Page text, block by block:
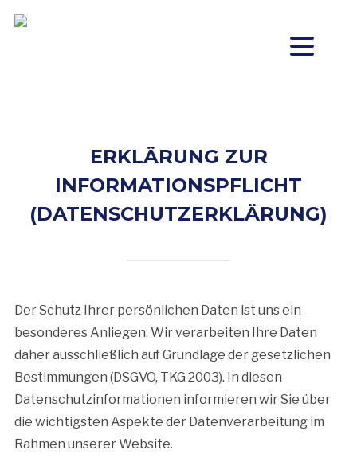
ERKLÄRUNG ZUR
INFORMATIONSPFLICHT
(DATENSCHUTZERKLÄRUNG)
Der Schutz Ihrer persönlichen Daten ist uns ein
besonderes Anliegen. Wir verarbeiten Ihre Daten
daher ausschließlich auf Grundlage der gesetzlichen
Bestimmungen (DSGVO, TKG 2003). In diesen
Datenschutzinformationen informieren wir Sie über
die wichtigsten Aspekte der Datenverarbeitung im
Rahmen unserer Website.